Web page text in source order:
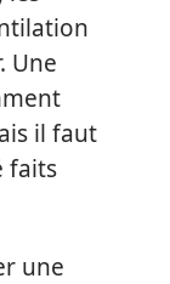
Une
il faut
faits
une